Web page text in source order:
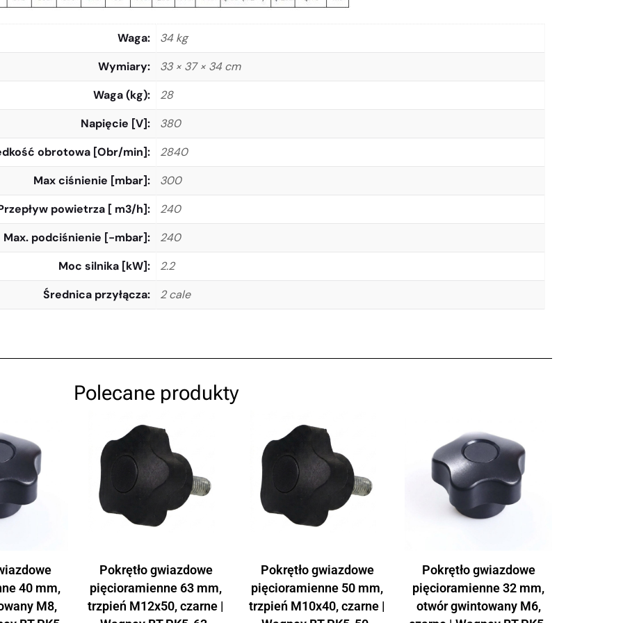
Waga
34 kg
Wymiary
33 × 37 × 34 cm
Waga (kg)
28
Napięcie [V]
380
obrotowa [Obr/min]
2840
Max ciśnienie [mbar]
300
powietrza [ m3/h]
240
Max. podciśnienie [-mbar]
240
Moc silnika [kW]
2.2
Średnica przyłącza
2 cale
Polecane produkty
40 mm,
M8,
Pokrętło gwiazdowe
pięcioramienne 63 mm,
trzpień M12x50, czarne |
Pokrętło gwiazdowe
pięcioramienne 50 mm,
trzpień M10x40, czarne |
Pokrętło gwiazdowe
pięcioramienne 32 mm,
otwór gwintowany M6,